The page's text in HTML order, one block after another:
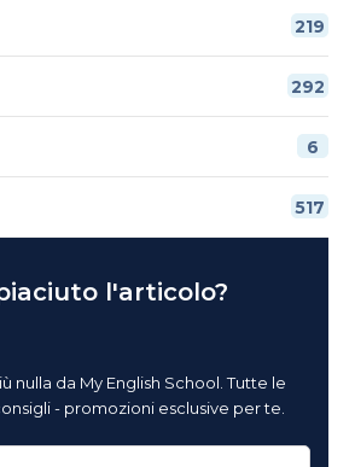
219
292
6
517
l'articolo?
nulla da My English School. Tutte le
- promozioni esclusive per te.